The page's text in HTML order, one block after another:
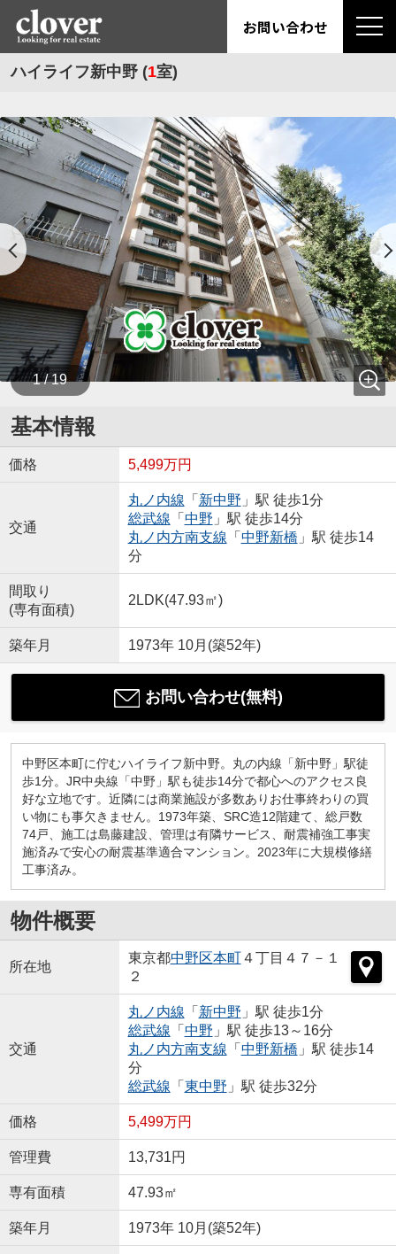
お問い合わせ
ハイライフ新中野 (1室)
1 / 19
基本情報
価格 5,499万円
交通
丸ノ内線 「 新中野 」駅 徒歩1分
総武線 「 中野 」駅 徒歩14分
丸ノ内方南支線 「 中野新橋 」駅 徒歩14
分
間取り
(専有面積)
2LDK(47.93㎡)
築年月 1973年 10月(築52年)
お問い合わせ(無料)
中野区本町に佇むハイライフ新中野。丸の内線「新中野」駅徒
歩1分。JR中央線「中野」駅も徒歩14分で都心へのアクセス良
好な立地です。近隣には商業施設が多数ありお仕事終わりの買
い物にも事欠きません。1973年築、SRC造12階建て、総戸数
74戸、施工は島藤建設、管理は有隣サービス、耐震補強工事実
施済みで安心の耐震基準適合マンション。2023年に大規模修繕
工事済み。
物件概要
所在地
東京都中野区本町４丁目４７－１
２
交通
丸ノ内線 「 新中野 」駅 徒歩1分
総武線 「 中野 」駅 徒歩13～16分
丸ノ内方南支線 「 中野新橋 」駅 徒歩14
分
総武線 「 東中野 」駅 徒歩32分
価格 5,499万円
管理費 13,731円
専有面積 47.93㎡
築年月 1973年 10月(築52年)